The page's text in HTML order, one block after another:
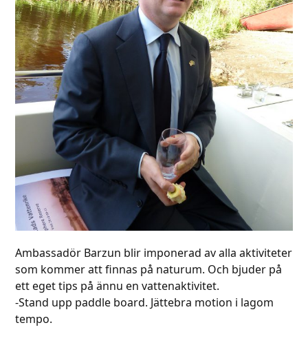
Ambassadör Barzun blir imponerad av alla aktiviteter
som kommer att finnas på naturum. Och bjuder på
ett eget tips på ännu en vattenaktivitet.
-Stand upp paddle board. Jättebra motion i lagom
tempo.